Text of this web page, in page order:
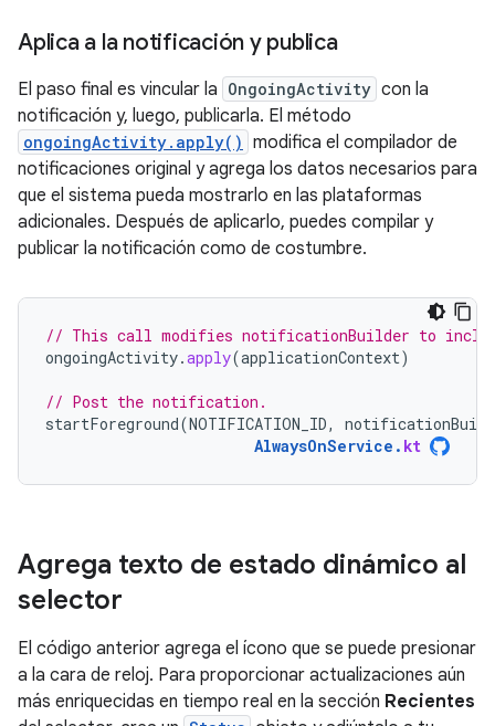
Aplica a la notificación y publica
El paso final es vincular la OngoingActivity con la
notificación y, luego, publicarla. El método
ongoingActivity.apply() modifica el compilador de
notificaciones original y agrega los datos necesarios para
que el sistema pueda mostrarlo en las plataformas
adicionales. Después de aplicarlo, puedes compilar y
publicar la notificación como de costumbre.
// This call modifies notificationBuilder to
ongoingActivity.apply(applicationContext)
// Post the notification.
startForeground(NOTIFICATION_ID,
AlwaysOnService . kt
Agrega texto de estado dinámico al
selector
El código anterior agrega el ícono que se puede presionar
a la cara de reloj. Para proporcionar actualizaciones aún
más enriquecidas en tiempo real en la sección Recientes